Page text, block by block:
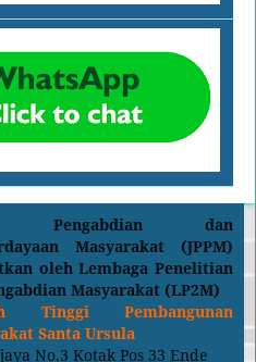
Pengabdian dan
Masyarakat (JPPM)
oleh Lembaga Penelitian
Masyarakat (LP2M)
Tinggi Pembangunan
Santa Ursula
No.3 Kotak Pos 33 Ende